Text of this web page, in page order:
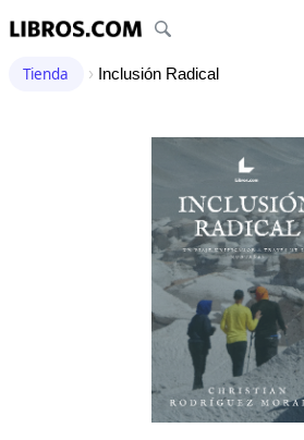
Tienda › Inclusión Radical